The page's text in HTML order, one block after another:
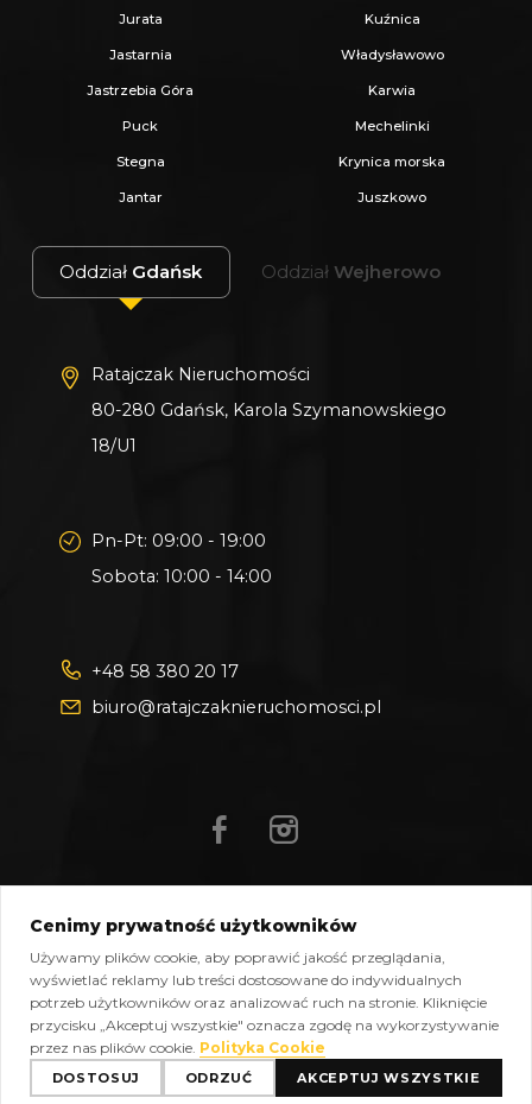
Jurata Kuźnica
Jastarnia Władysławowo
Jastrzebia Góra Karwia
Puck Mechelinki
Stegna Krynica morska
Jantar Juszkowo
Oddział Gdańsk Oddział Wejherowo
Ratajczak Nieruchomości
80-280 Gdańsk, Karola Szymanowskiego
18/U1
Pn-Pt: 09:00 - 19:00
Sobota: 10:00 - 14:00
+48 58 380 20 17
biuro@ratajczaknieruchomosci.pl
Polityka cookies Kontakt
Copyright © 2026 Ratajczak Nieruchomości All Rights
Reserved, Powered byoplixo.eu
Cenimy prywatność użytkowników
Używamy plików cookie, aby poprawić jakość przeglądania,
wyświetlać reklamy lub treści dostosowane do indywidualnych
potrzeb użytkowników oraz analizować ruch na stronie. Kliknięcie
przycisku „Akceptuj wszystkie" oznacza zgodę na wykorzystywanie
przez nas plików cookie. Polityka Cookie
DOSTOSUJ ODRZUĆ AKCEPTUJ WSZYSTKIE